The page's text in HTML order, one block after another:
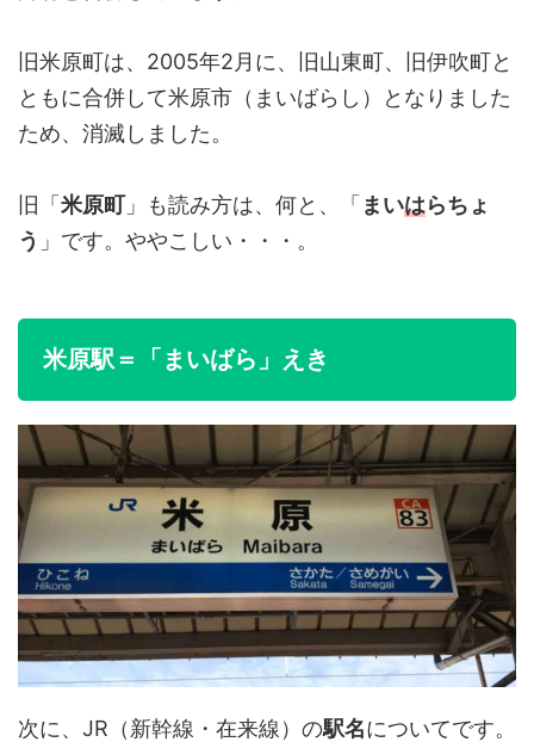
旧米原町は、2005年2月に、旧山東町、旧伊吹町と
ともに合併して米原市（まいばらし）となりました
ため、消滅しました。
旧「 米原町」も読み方は、何と、「 まいはらちょ
う 」です。ややこしい・・・。
米原駅＝「まいばら」えき
次に、JR（新幹線・在来線）の駅名についてです。